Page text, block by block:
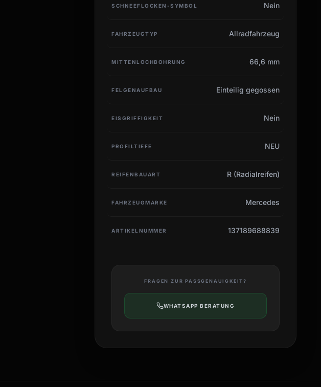
SCHNEEFLOCKEN-SYMBOL Nein
FAHRZEUGTYP Allradfahrzeug
MITTENLOCHBOHRUNG 66,6 mm
FELGENAUFBAU Einteilig gegossen
EISGRIFFIGKEIT Nein
PROFILTIEFE NEU
REIFENBAUART R (Radialreifen)
FAHRZEUGMARKE Mercedes
ARTIKELNUMMER 137189688839
FRAGEN ZUR PASSGENAUIGKEIT?
WHATSAPP BERATUNG